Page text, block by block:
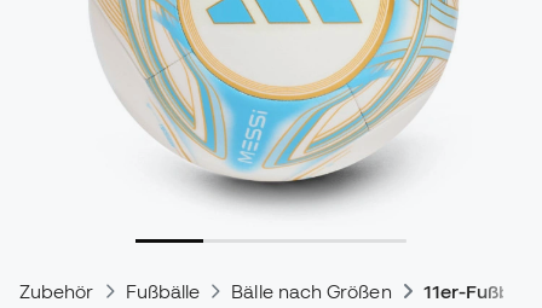
Zubehör Fußbälle Bälle nach Größen 11er-Fußball